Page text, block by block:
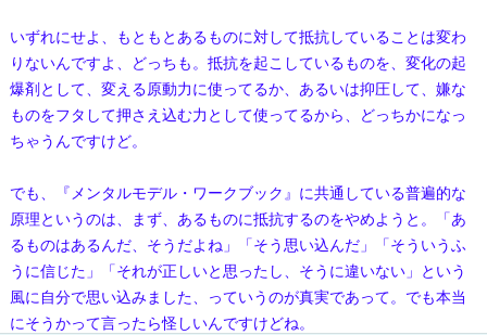
いずれにせよ、もともとあるものに対して抵抗していることは変わ
りないんですよ、どっちも。抵抗を起こしているものを、変化の起
爆剤として、変える原動力に使ってるか、あるいは抑圧して、嫌な
ものをフタして押さえ込む力として使ってるから、どっちかになっ
ちゃうんですけど。
でも、『メンタルモデル・ワークブック』に共通している普遍的な
原理というのは、まず、あるものに抵抗するのをやめようと。「あ
るものはあるんだ、そうだよね」「そう思い込んだ」「そういうふ
うに信じた」「それが正しいと思ったし、そうに違いない」という
風に自分で思い込みました、っていうのが真実であって。でも本当
にそうかって言ったら怪しいんですけどね。